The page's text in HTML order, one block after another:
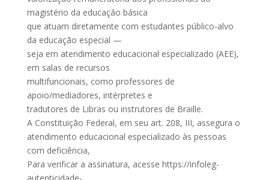
magistério da educação básica
que atuam diretamente com estudantes público-alvo
da educação especial —
seja em atendimento educacional especializado (AEE),
em salas de recursos
multifuncionais, como professores de
apoio/mediadores, intérpretes e
tradutores de Libras ou instrutores de Braille.
A Constituição Federal, em seu art. 208, III, assegura o
atendimento educacional especializado às pessoas
com deficiência,
Para verificar a assinatura, acesse https://infoleg-